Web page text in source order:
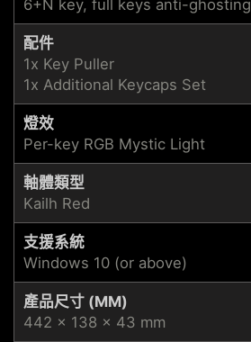
6+N key, full keys anti-ghosting
配件
1x Key Puller
1x Additional Keycaps Set
燈效
Per-key RGB Mystic Light
軸體類型
Kailh Red
支援系統
Windows 10 (or above)
產品尺寸 (MM)
442 x 138 x 43 mm